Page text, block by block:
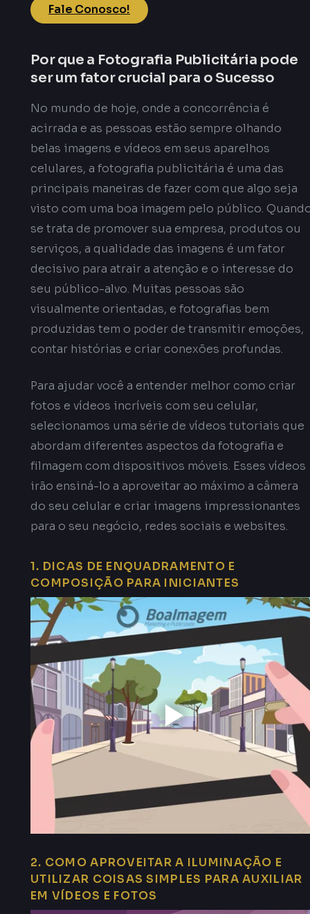
Fale Conosco!
Por que a Fotografia Publicitária pode
ser um fator crucial para o Sucesso
No mundo de hoje, onde a concorrência é
acirrada e as pessoas estão sempre olhando
belas imagens e vídeos em seus aparelhos
celulares, a fotografia publicitária é uma das
principais maneiras de fazer com que algo seja
visto com uma boa imagem pelo público.
se trata de promover sua empresa, produtos ou
serviços, a qualidade das imagens é um fator
decisivo para atrair a atenção e o interesse do
seu público-alvo. Muitas pessoas são
visualmente orientadas, e fotografias bem
produzidas tem o poder de transmitir emoções,
contar histórias e criar conexões profundas.
Para ajudar você a entender melhor como criar
fotos e vídeos incríveis com seu celular,
selecionamos uma série de vídeos tutoriais que
abordam diferentes aspectos da fotografia e
filmagem com dispositivos móveis. Esses vídeos
irão ensiná-lo a aproveitar ao máximo a câmera
do seu celular e criar imagens impressionantes
para o seu negócio, redes sociais e websites.
1. DICAS DE ENQUADRAMENTO E
COMPOSIÇÃO PARA INICIANTES
2. COMO APROVEITAR A ILUMINAÇÃO E
UTILIZAR COISAS SIMPLES PARA AUXILIAR
EM VÍDEOS E FOTOS